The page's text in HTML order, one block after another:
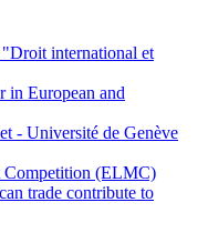
international et
in European and
- Université de Genève
Competition (ELMC)
trade contribute to